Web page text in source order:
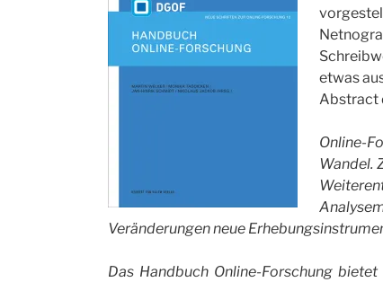
etwas
Abstract
Online-
Wandel.
Veränderungen neue
Das Handbuch Online-Forschung